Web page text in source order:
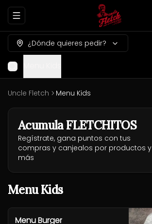
Abrir menu de navegación
¿Dónde quieres pedir?
Uncle Fletch Menu Kids
AcumulaFLETCHITOS
Regístrate, gana puntos con tus
compras y canjealos por productos y
más
Menu Kids
Menu Burger